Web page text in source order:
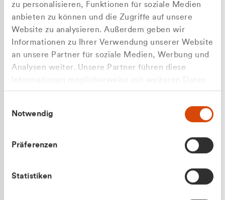
zu personalisieren, Funktionen für soziale Medien
anbieten zu können und die Zugriffe auf unsere
Website zu analysieren. Außerdem geben wir
Informationen zu Ihrer Verwendung unserer Website
an unsere Partner für soziale Medien, Werbung und
Analysen weiter. Unsere Partner führen diese
zusammen, die Sie ihnen bereitgestellt haben oder
gesammelt haben.
Notwendig
Präferenzen
Statistiken
Zu welcher Kundengruppe
Apilash Balanesan